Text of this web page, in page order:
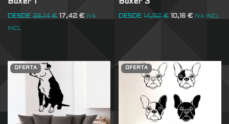
DESDE 26,14€ 17,42 € IVA
INCL
DESDE 14,52€ 10,16€ IVA INCL
OFERTA OFERTA